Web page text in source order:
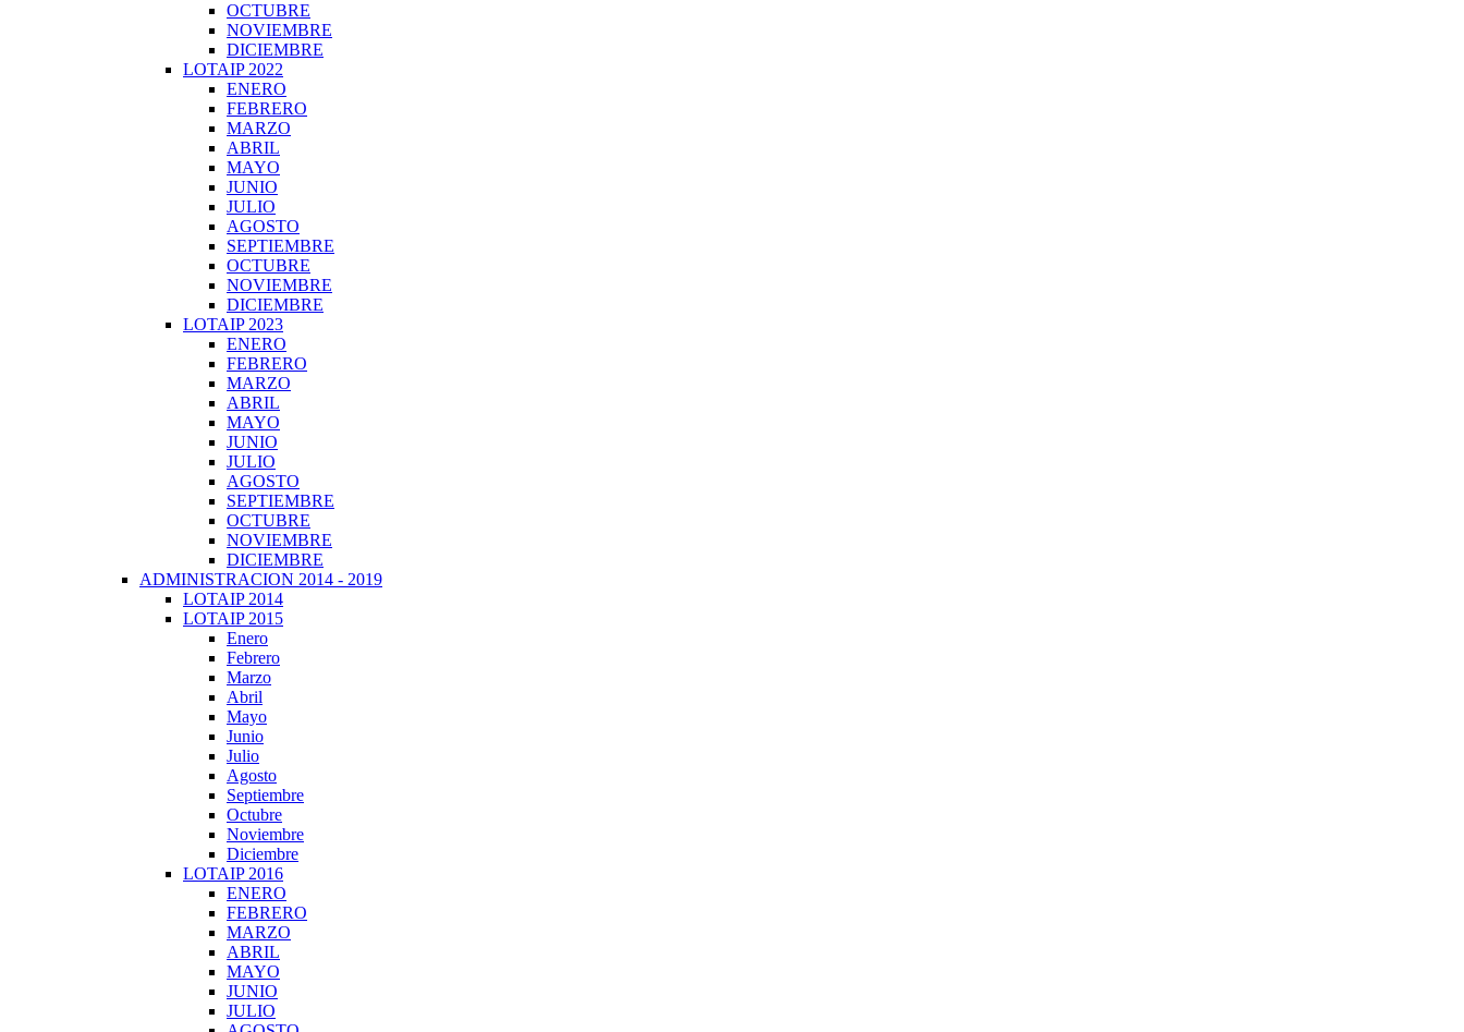
OCTUBRE
NOVIEMBRE
DICIEMBRE
LOTAIP 2022
ENERO
FEBRERO
MARZO
ABRIL
MAYO
JUNIO
JULIO
AGOSTO
SEPTIEMBRE
OCTUBRE
NOVIEMBRE
DICIEMBRE
LOTAIP 2023
ENERO
FEBRERO
MARZO
ABRIL
MAYO
JUNIO
JULIO
AGOSTO
SEPTIEMBRE
OCTUBRE
NOVIEMBRE
DICIEMBRE
ADMINISTRACION 2014 - 2019
LOTAIP 2014
LOTAIP 2015
Enero
Febrero
Marzo
Abril
Mayo
Junio
Julio
Agosto
Septiembre
Octubre
Noviembre
Diciembre
LOTAIP 2016
ENERO
FEBRERO
MARZO
ABRIL
MAYO
JUNIO
JULIO